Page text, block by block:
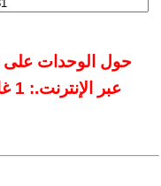
حول الوحدات على